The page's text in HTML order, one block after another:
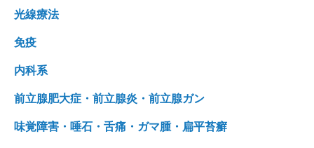
光線療法
免疫
内科系
前立腺肥大症・前立腺炎・前立腺ガン
味覚障害・唾石・舌痛・ガマ腫・扁平苔癬